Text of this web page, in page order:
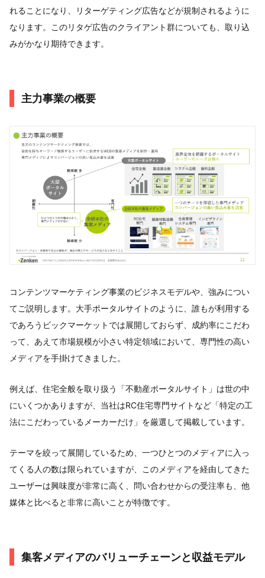
れることになり、リターゲティング広告などが規制されるように
なります。このリタゲ広告のクライアント群についても、取り込
みがかなり期待できます。
主力事業の概要
コンテンツマーケティング事業のビジネスモデルや、強みについ
てご説明します。大手ポータルサイトのように、誰もが利用する
であろうビックマーケットでは展開しておらず、成約率にこだわ
って、あえて市場規模が小さい特定領域において、専門性の高い
メディアを手掛けてきました。
例えば、住宅全般を取り扱う「不動産ポータルサイト」は世の中
にいくつかありますが、当社はRC住宅専門サイトなど「特定の工
法にこだわっているメーカーだけ」を厳選して掲載しています。
テーマを絞って展開しているため、一つひとつのメディアに入っ
てくる人の数は限られていますが、このメディアを経由してきた
ユーザーは興味度が非常に高く、問い合わせからの受注率も、他
媒体と比べると非常に高いことが特徴です。
集客メディアのバリューチェーンと収益モデル